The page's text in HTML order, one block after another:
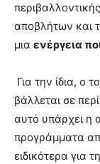
αποβλήτων και
μια ενέργεια
Για την ίδια, ο
βάλλεται σε
αυτό υπάρχει η
προγράμματα
ειδικότερα για